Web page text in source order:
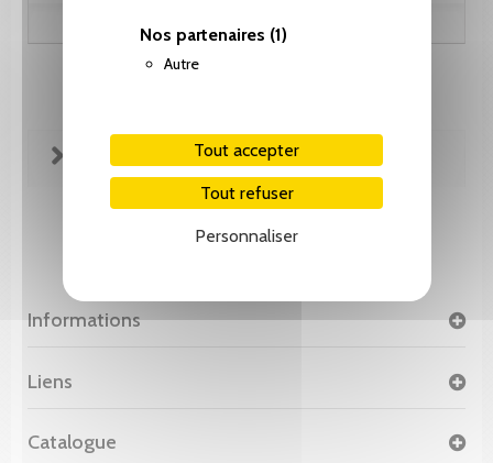
Nos partenaires (1)
Autre
Tout accepter
Tout refuser
Personnaliser
FICHE TECHNIQUE
Informations
Liens
Catalogue